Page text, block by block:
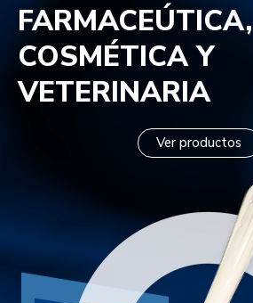
FARMACEÚTICA,
COSMÉTICA Y
VETERINARIA
Ver productos